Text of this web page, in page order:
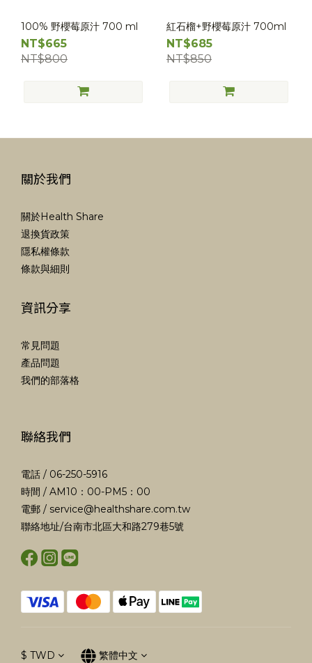
100% 野櫻莓原汁 700 ml
NT$665
NT$800
紅石榴+野櫻莓原汁 700ml
NT$685
NT$850
關於我們
關於Health Share
退換貨政策
隱私權條款
條款與細則
資訊分享
常見問題
產品問題
我們的部落格
聯絡我們
電話 / 06-250-5916
時間 / AM10：00-PM5：00
電郵 / service@healthshare.com.tw
聯絡地址/台南市北區大和路279巷5號
$ TWD 繁體中文